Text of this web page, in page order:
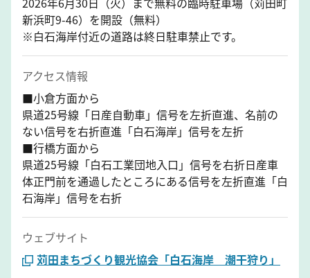
新浜町9-46）を開設（無料）
※白石海岸付近の道路は終日駐車禁止です。
アクセス情報
■小倉方面から
県道25号線「日産自動車」信号を左折直進、名前の
ない信号を右折直進「白石海岸」信号を左折
■行橋方面から
県道25号線「白石工業団地入口」信号を右折日産車
体正門前を通過したところにある信号を左折直進「白
石海岸」信号を右折
ウェブサイト
苅田まちづくり観光協会「白石海岸 潮干狩り」